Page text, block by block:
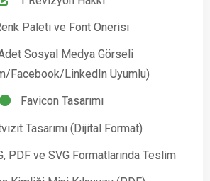
Paleti ve Font Önerisi
Sosyal Medya Görseli
Facebook/LinkedIn Uyumlu)
Favicon Tasarımı
Tasarımı (Dijital Format)
PDF ve SVG Formatlarında Teslim